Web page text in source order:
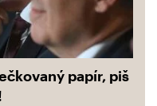
papír, piš